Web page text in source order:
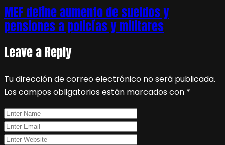
MEF define aumento de sueldos y
pensiones a policías y militares
Leave a Reply
Tu dirección de correo electrónico no será publicada.
Los campos obligatorios están marcados con *